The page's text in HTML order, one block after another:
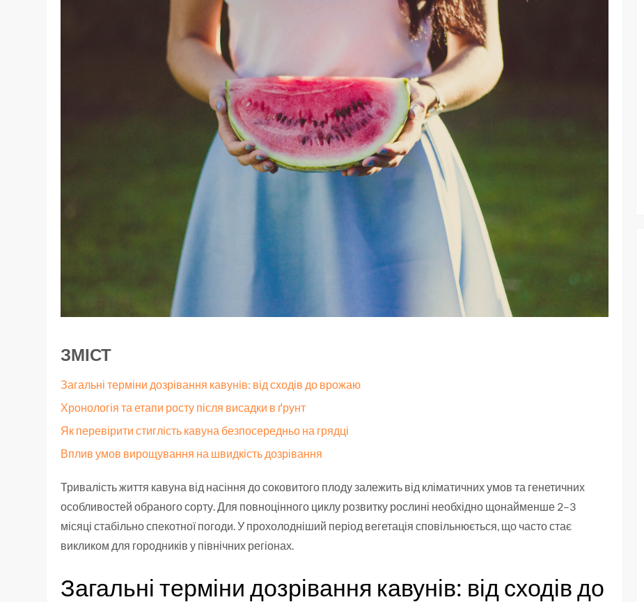
ЗМІСТ
Загальні терміни дозрівання кавунів: від сходів до врожаю
Хронологія та етапи росту після висадки в ґрунт
Як перевірити стиглість кавуна безпосередньо на грядці
Вплив умов вирощування на швидкість дозрівання
Тривалість життя кавуна від насіння до соковитого плоду залежить від кліматичних умов та генетичних
особливостей обраного сорту. Для повноцінного циклу розвитку рослині необхідно щонайменше 2–3
місяці стабільно спекотної погоди. У прохолодніший період вегетація сповільнюється, що часто стає
викликом для городників у північних регіонах.
Загальні терміни дозрівання кавунів: від сходів до